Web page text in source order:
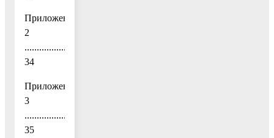
Приложение
2
34
Приложение
3
35